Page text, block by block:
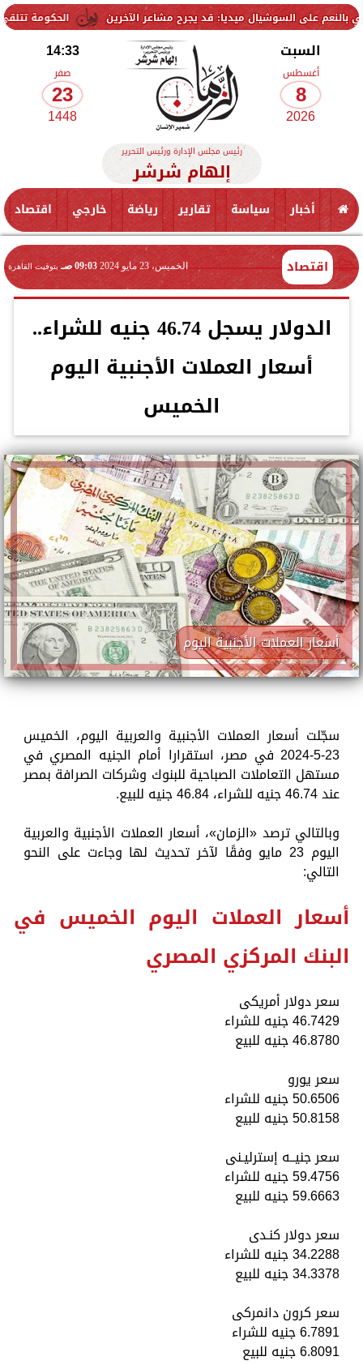
الحكومة تتلقى 229 ألف شكوى وطلب واستفسار خلال يوليو.. ومدبولي يوجه بسرعة الاستجابة للمواطنين ميديا: قد يجرح مشاعر الآخرين
السبت
أغسطس
8
2026
14:33
صفر
23
1448
رئيس مجلس الإدارة ورئيس التحرير
إلهام شرشر
أخبار سياسة تقارير رياضة خارجي اقتصاد
اقتصاد الخميس، 23 مايو 2024 09:03 صـ بتوقيت القاهرة
الدولار يسجل 46.74 جنيه للشراء..
أسعار العملات الأجنبية اليوم
الخميس
أسعار العملات الأجنبية اليوم
سجّلت أسعار العملات الأجنبية والعربية اليوم، الخميس
23-5-2024 في مصر، استقرارا أمام الجنيه المصري في
مستهل التعاملات الصباحية للبنوك وشركات الصرافة بمصر
عند 46.74 جنيه للشراء، 46.84 جنيه للبيع.
وبالتالي ترصد «الزمان»، أسعار العملات الأجنبية والعربية
اليوم 23 مايو وفقًا لآخر تحديث لها وجاءت على النحو
التالي:
أسعار العملات اليوم الخميس في
البنك المركزي المصري
سعر دولار أمريكى
46.7429 جنيه للشراء
46.8780 جنيه للبيع
سعر يورو
50.6506 جنيه للشراء
50.8158 جنيه للبيع
سعر جنيــه إسترليـنى
59.4756 جنيه للشراء
59.6663 جنيه للبيع
سعر دولار كنـدى
34.2288 جنيه للشراء
34.3378 جنيه للبيع
سعر كرون دانمركى
6.7891 جنيه للشراء
6.8091 جنيه للبيع